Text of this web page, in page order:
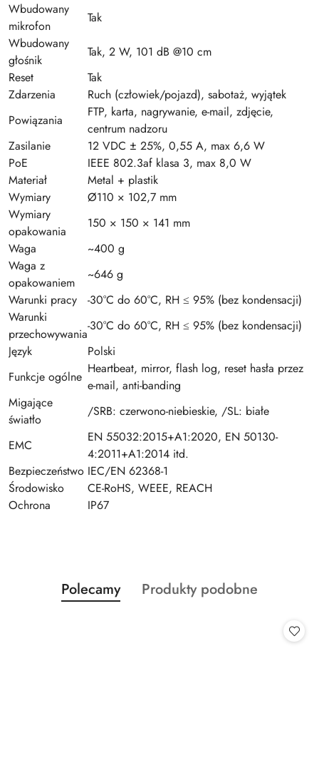
Wbudowany
mikrofon
Tak
Wbudowany
głośnik
Tak, 2 W, 101 dB @10 cm
Reset
Tak
Zdarzenia
Ruch (człowiek/pojazd), sabotaż, wyjątek
Powiązania
FTP, karta, nagrywanie, e-mail, zdjęcie,
centrum nadzoru
Zasilanie
12 VDC ± 25%, 0,55 A, max 6,6 W
PoE
IEEE 802.3af klasa 3, max 8,0 W
Materiał
Metal + plastik
Wymiary
Ø110 × 102,7 mm
Wymiary
opakowania
150 × 150 × 141 mm
Waga
~400 g
Waga z
opakowaniem
~646 g
Warunki pracy
-30°C do 60°C, RH ≤ 95% (bez kondensacji)
Warunki
przechowywania
-30°C do 60°C, RH ≤ 95% (bez kondensacji)
Język
Polski
Funkcje ogólne
Heartbeat, mirror, flash log, reset hasła przez
e-mail, anti-banding
Migające
światło
/SRB: czerwono-niebieskie, /SL: białe
EMC
EN 55032:2015+A1:2020, EN 50130-
4:2011+A1:2014 itd.
Bezpieczeństwo IEC/EN 62368-1
Środowisko
CE-RoHS, WEEE, REACH
Ochrona
IP67
Pomiń karuzelę produktów
Produkty
o
Polecamy
Produkty
Produkty podobne